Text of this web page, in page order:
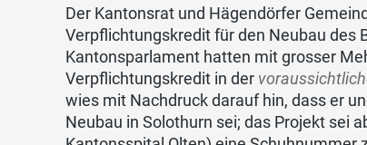
Der Kantonsrat und Hägendörfer
Verpflichtungskredit für den Neubau des
Kantonsparlament hatten mit grosser
Verpflichtungskredit in der
wies mit Nachdruck darauf hin, dass er
Neubau in Solothurn sei; das Projekt sei